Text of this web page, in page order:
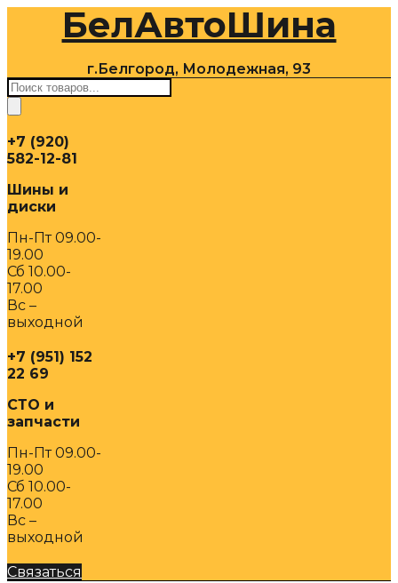
содержимомуБелАвтоШина
г.Белгород, Молодежная, 93
Поиск
товаров
+7 (920)
582-12-81
Шины и
диски
Пн-Пт 09.00-
19.00
Сб 10.00-
17.00
Вс –
выходной
+7 (951) 152
22 69
СТО и
запчасти
Пн-Пт 09.00-
19.00
Сб 10.00-
17.00
Вс –
выходной
Связаться